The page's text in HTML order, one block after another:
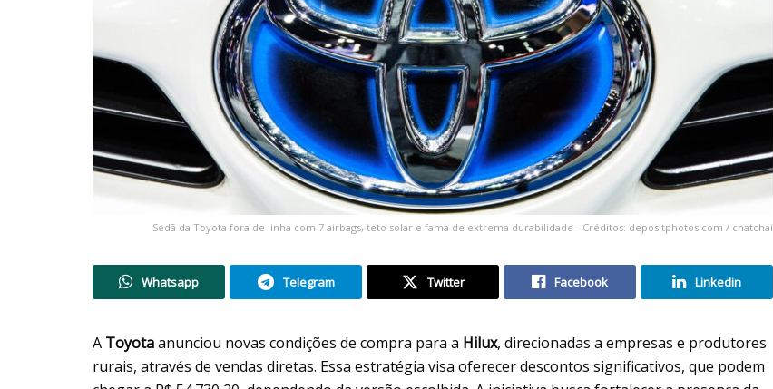
Sedã da Toyota fora de linha com 7 airbags, teto solar e fama de extrema durabilidade - Créditos: depositphotos.com / chatchai
Whatsapp Telegram Twitter Facebook Linkedin
A Toyotaanunciou novas condições de compra para a Hilux, direcionadas a empresas e produtores
rurais, através de vendas diretas. Essa estratégia visa oferecer descontos significativos, que podem